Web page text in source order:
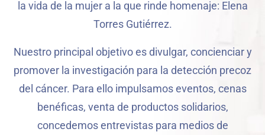
la vida de la mujer a la que rinde homenaje: Elena
Torres Gutiérrez.
Nuestro principal objetivo es divulgar, concienciar y
promover la investigación para la detección precoz
del cáncer. Para ello impulsamos eventos, cenas
benéficas, venta de productos solidarios,
concedemos entrevistas para medios de